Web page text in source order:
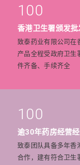
100
香港卫生署颁发
致泰药业有限公司在
产品全程受政府卫生
件齐备、手续齐全
100
逾30年药房经营
致泰团队具备多年香
合作，建有符合卫生